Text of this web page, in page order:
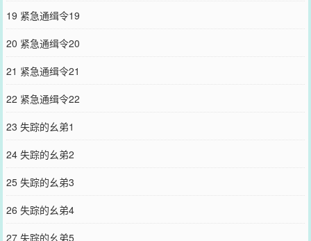
19 紧急通缉令19
20 紧急通缉令20
21 紧急通缉令21
22 紧急通缉令22
23 失踪的幺弟1
24 失踪的幺弟2
25 失踪的幺弟3
26 失踪的幺弟4
27 失踪的幺弟5